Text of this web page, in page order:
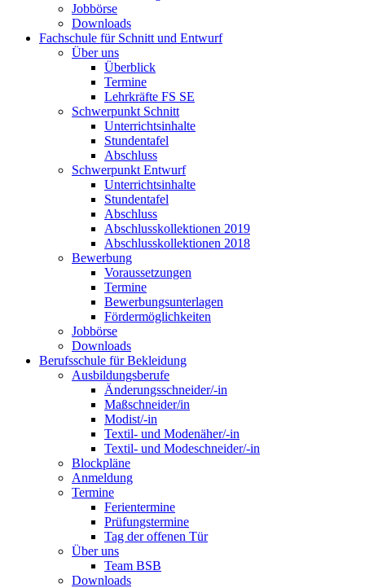
Jobbörse
Downloads
Fachschule für Schnitt und Entwurf
Über uns
Überblick
Termine
Lehrkräfte FS SE
Schwerpunkt Schnitt
Unterrichtsinhalte
Stundentafel
Abschluss
Schwerpunkt Entwurf
Unterrichtsinhalte
Stundentafel
Abschluss
Abschlusskollektionen 2019
Abschlusskollektionen 2018
Bewerbung
Voraussetzungen
Termine
Bewerbungsunterlagen
Fördermöglichkeiten
Jobbörse
Downloads
Berufsschule für Bekleidung
Ausbildungsberufe
Änderungsschneider/-in
Maßschneider/in
Modist/-in
Textil- und Modenäher/-in
Textil- und Modeschneider/-in
Blockpläne
Anmeldung
Termine
Ferientermine
Prüfungstermine
Tag der offenen Tür
Über uns
Team BSB
Downloads